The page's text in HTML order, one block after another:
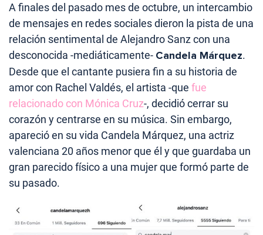
A finales del pasado mes de octubre, un intercambio
de mensajes en redes sociales dieron la pista de una
relación sentimental de Alejandro Sanz con una
desconocida -mediáticamente- Candela Márquez.
Desde que el cantante pusiera fin a su historia de
amor con Rachel Valdés, el artista -que fue
relacionado con Mónica Cruz-, decidió cerrar su
corazón y centrarse en su música. Sin embargo,
apareció en su vida Candela Márquez, una actriz
valenciana 20 años menor que él y que guardaba un
gran parecido físico a una mujer que formó parte de
su pasado.